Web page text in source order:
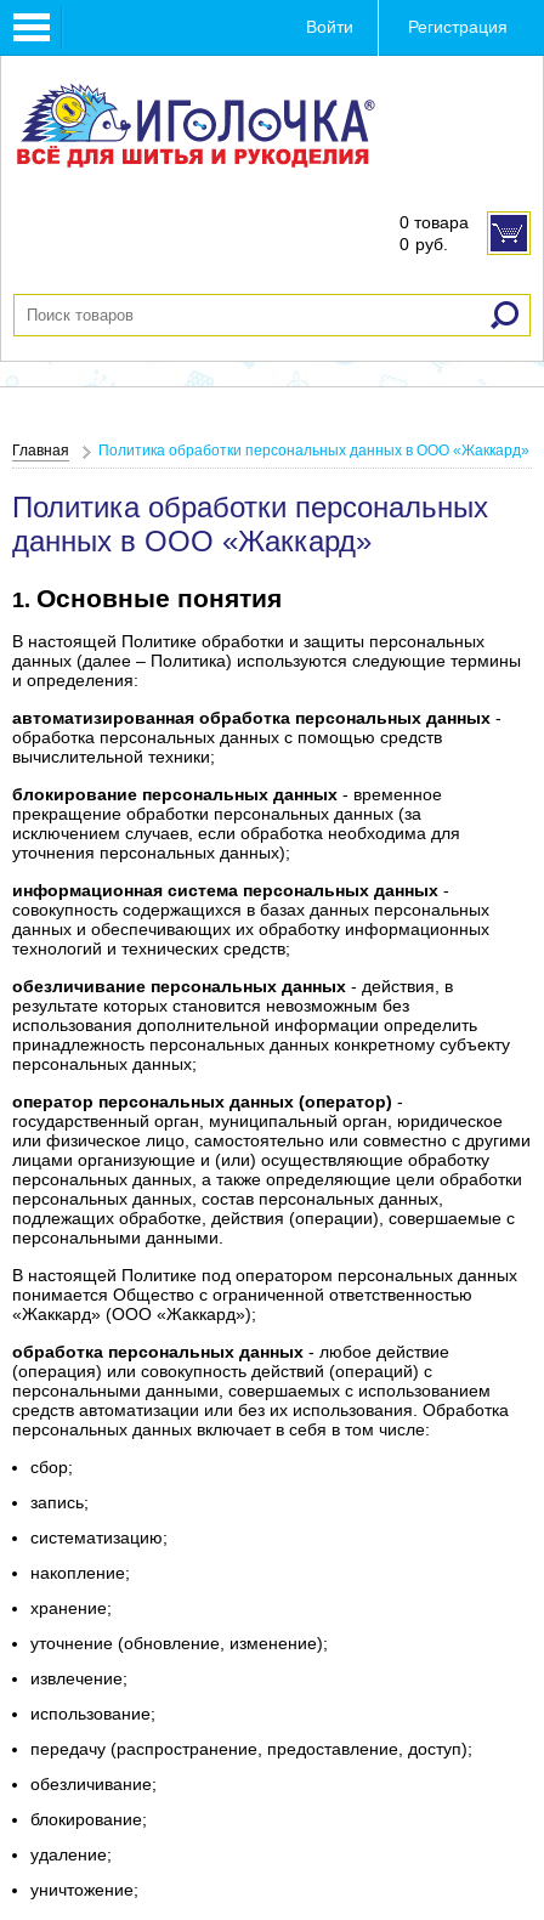
Toggle
navigation
Войти Регистрация
0 товара
0 руб.
Главная Политика обработки персональных данных в ООО «Жаккард»
Политика обработки персональных
данных в ООО «Жаккард»
Основные понятия
В настоящей Политике обработки и защиты персональных
данных (далее – Политика) используются следующие термины
и определения:
автоматизированная обработка персональных данных -
обработка персональных данных с помощью средств
вычислительной техники;
блокирование персональных данных - временное
прекращение обработки персональных данных (за
исключением случаев, если обработка необходима для
уточнения персональных данных);
информационная система персональных данных -
совокупность содержащихся в базах данных персональных
данных и обеспечивающих их обработку информационных
технологий и технических средств;
обезличивание персональных данных - действия, в
результате которых становится невозможным без
использования дополнительной информации определить
принадлежность персональных данных конкретному субъекту
персональных данных;
оператор персональных данных (оператор) -
государственный орган, муниципальный орган, юридическое
или физическое лицо, самостоятельно или совместно с другими
лицами организующие и (или) осуществляющие обработку
персональных данных, а также определяющие цели обработки
персональных данных, состав персональных данных,
подлежащих обработке, действия (операции), совершаемые с
персональными данными.
В настоящей Политике под оператором персональных данных
понимается Общество с ограниченной ответственностью
«Жаккард» (ООО «Жаккард»);
обработка персональных данных - любое действие
(операция) или совокупность действий (операций) с
персональными данными, совершаемых с использованием
средств автоматизации или без их использования. Обработка
персональных данных включает в себя в том числе:
сбор;
запись;
систематизацию;
накопление;
хранение;
уточнение (обновление, изменение);
извлечение;
использование;
передачу (распространение, предоставление, доступ);
обезличивание;
блокирование;
удаление;
уничтожение;